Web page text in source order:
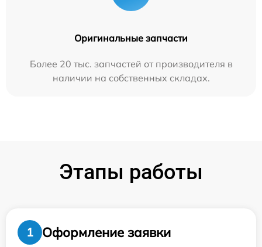
Оригинальные запчасти
Более 20 тыс. запчастей от производителя в
наличии на собственных складах.
Этапы работы
1 Оформление заявки